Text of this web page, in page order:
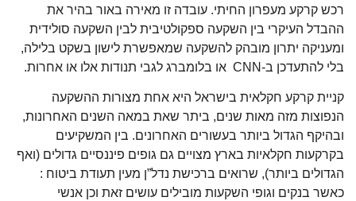
רכש קרקע מעפרון החיתי. עובדה זו מאירה באור בהיר את
ההבדל העיקרי בין השקעה ספקולטיבית לבין השקעה סולידית
ומעניקה יתרון מובהק להשקעה שמאפשרת לישון בשקט בלילה,
בלי להתעדכן ב-CNN או בלומברג לגבי תנודות אלו או אחרות.
קניית קרקע חקלאית בישראל היא אחת מצורות ההשקעה
הנפוצות מזה מאות שנים, ביתר שאת במאה השנים האחרונות,
ובהיקף הגדול ביותר בעשורים האחרונים. בין המשקיעים
בקרקעות חקלאיות בארץ מצויים גם גופים פיננסיים גדולים (ואף
הגדולים ביותר), שרואים ברכישת נדל”ן מעין תעודת ביטוח :
כאשר בנקים וגופי השקעות מובילים עושים זאת וכן אנשי